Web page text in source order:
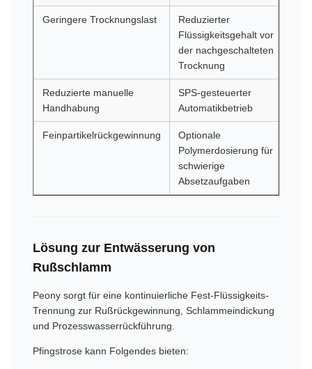
Geringere Trocknungslast
Reduzierter
Flüssigkeitsgehalt vor
der nachgeschalteten
Trocknung
Reduzierte manuelle
Handhabung
SPS-gesteuerter
Automatikbetrieb
Feinpartikelrückgewinnung
Optionale
Polymerdosierung für
schwierige
Absetzaufgaben
Lösung zur Entwässerung von
Rußschlamm
Peony sorgt für eine kontinuierliche Fest-Flüssigkeits-
Trennung zur Rußrückgewinnung, Schlammeindickung
und Prozesswasserrückführung.
Pfingstrose kann Folgendes bieten: